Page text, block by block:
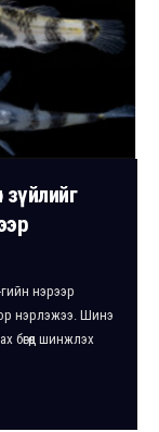
зүйлийг
нэрээр
нэрлэжээ. Шинэ
бөгөөд шинжлэх